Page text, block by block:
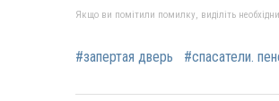
Якщо ви помітили помилку, виділіть
#запертая дверь #спасатели.